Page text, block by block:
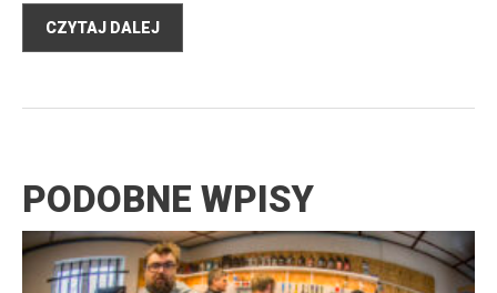
CZYTAJ DALEJ
PODOBNE WPISY